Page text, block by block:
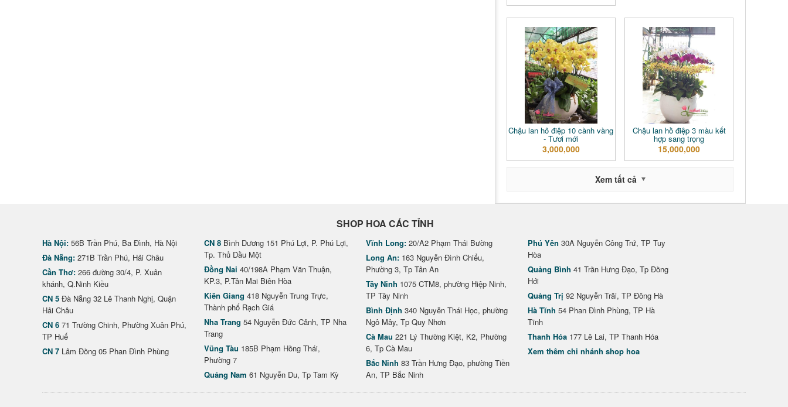
Chậu lan hô điệp 10 cành vàng
- Tươi mới
3,000,000
Chậu lan hồ điệp 3 màu kết
hợp sang trọng
15,000,000
Xem tất cả
SHOP HOA CÁC TỈNH
Hà Nội: 56B Trần Phú, Ba Đình, Hà Nội
Đà Nẵng: 271B Trần Phú, Hải Châu
Cần Thơ: 266 đường 30/4, P. Xuân
khánh, Q.Ninh Kiều
CN 5 Đà Nẵng 32 Lê Thanh Nghị, Quận
Hải Châu
CN 6 71 Trường Chinh, Phường Xuân Phú,
TP Huế
CN 7 Lâm Đồng 05 Phan Đình Phùng
CN 8 Bình Dương 151 Phú Lợi, P. Phú Lợi,
Tp. Thủ Dầu Một
Đồng Nai 40/198A Phạm Văn Thuận,
KP.3, P.Tân Mai Biên Hòa
Kiên Giang 418 Nguyễn Trung Trực,
Thành phố Rạch Giá
Nha Trang 54 Nguyễn Đức Cảnh, TP Nha
Trang
Vũng Tàu 185B Phạm Hồng Thái,
Phường 7
Quảng Nam 61 Nguyễn Du, Tp Tam Kỳ
Vĩnh Long: 20/A2 Phạm Thái Bường
Long An: 163 Nguyễn Đình Chiểu,
Phường 3, Tp Tân An
Tây Ninh 1075 CTM8, phường Hiệp Ninh,
TP Tây Ninh
Bình Định 340 Nguyễn Thái Học, phường
Ngô Mây, Tp Quy Nhơn
Cà Mau 221 Lý Thường Kiệt, K2, Phường
6, Tp Cà Mau
Bắc Ninh 83 Trần Hưng Đạo, phường Tiền
An, TP Bắc Ninh
Phú Yên 30A Nguyễn Công Trứ, TP Tuy
Hòa
Quảng Bình 41 Trần Hưng Đạo, Tp Đồng
Hới
Quảng Trị 92 Nguyễn Trãi, TP Đông Hà
Hà Tĩnh 54 Phan Đình Phùng, TP Hà
Tĩnh
Thanh Hóa 177 Lê Lai, TP Thanh Hóa
Xem thêm chi nhánh shop hoa